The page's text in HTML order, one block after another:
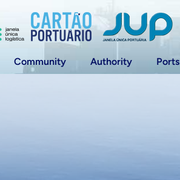
Community Authority Ports